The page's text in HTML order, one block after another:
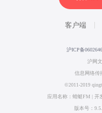
客户端
沪ICP备
沪网
信息网络传
©2011-2019
应用名称：蜻蜓FM | 开
版本号：